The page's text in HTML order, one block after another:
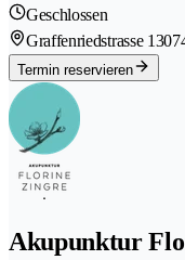
Geschlossen
Graffenriedstrasse 1
Termin reservieren
Akupunktur